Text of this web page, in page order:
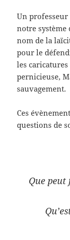
Un professeur
notre
nom de la
pour le
les
pernicieuse,
sauvagement.
Ces
questions de
Que peut